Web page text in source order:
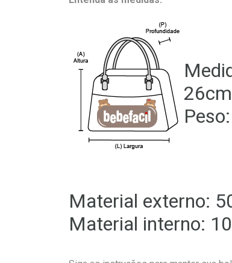
Material externo:
Material interno: